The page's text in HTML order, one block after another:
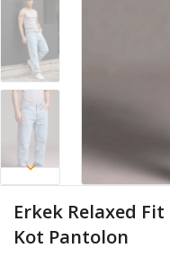
Erkek Relaxed
Kot Pantolon